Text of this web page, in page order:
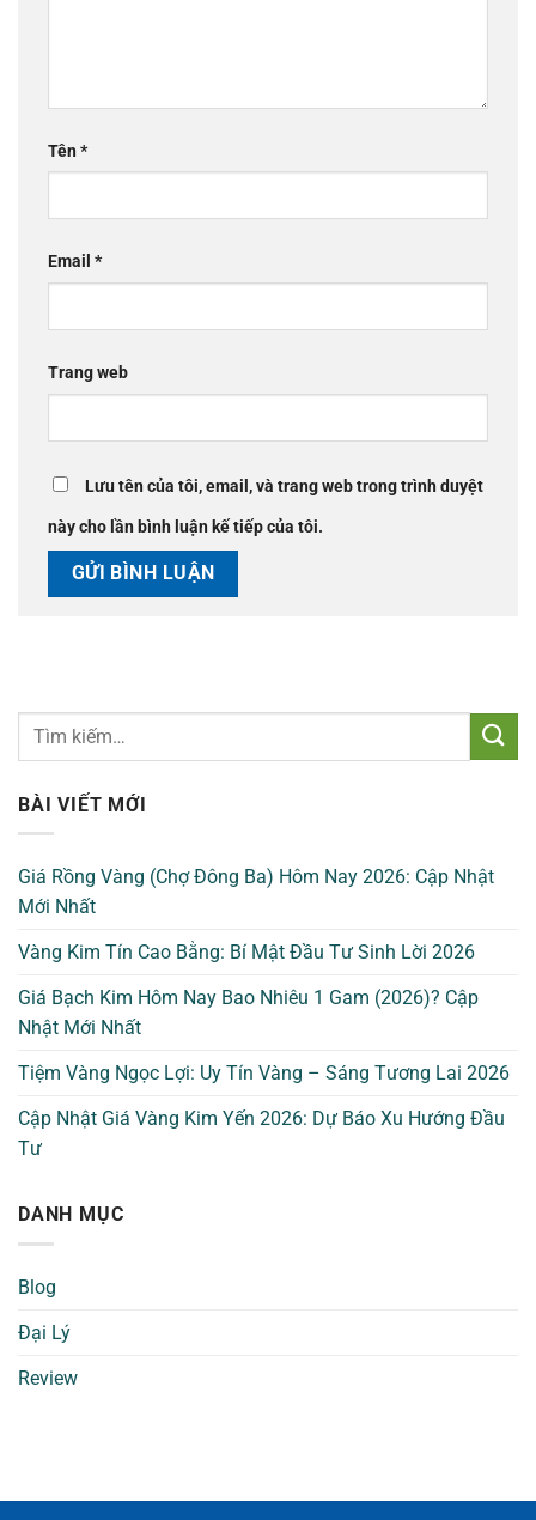
Tên*
Email *
Trang web
Lưu tên của tôi, email, và trang web trong trình duyệt
này cho lần bình luận kế tiếp của tôi.
BÀI VIẾT MỚI
Giá Rồng Vàng (Chợ Đông Ba) Hôm Nay 2026: Cập Nhật
Mới Nhất
Vàng Kim Tín Cao Bằng: Bí Mật Đầu Tư Sinh Lời 2026
Giá Bạch Kim Hôm Nay Bao Nhiêu 1 Gam (2026)? Cập
Nhật Mới Nhất
Tiệm Vàng Ngọc Lợi: Uy Tín Vàng – Sáng Tương Lai 2026
Cập Nhật Giá Vàng Kim Yến 2026: Dự Báo Xu Hướng Đầu
Tư
DANH MỤC
Blog
Đại Lý
Review